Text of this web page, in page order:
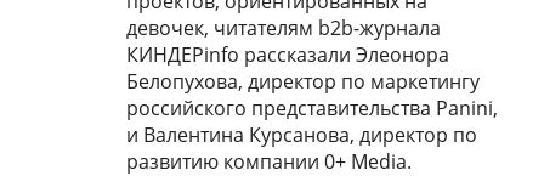
девочек, читателям b2b-журнала
КИНДЕРinfo рассказали Элеонора
Белопухова, директор по маркетингу
российского представительства Panini,
и Валентина Курсанова, директор по
развитию компании 0+ Media.